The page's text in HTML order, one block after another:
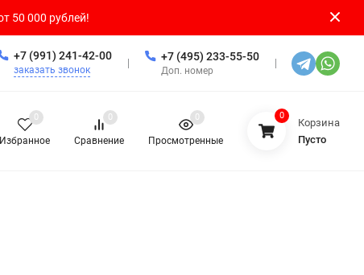
50 000 рублей!
+7 (991) 241-42-00
заказать звонок
+7 (495) 233-55-50
Доп. номер
Избранное
0
Сравнение
0
Просмотренные
0 0
Корзина
Пусто